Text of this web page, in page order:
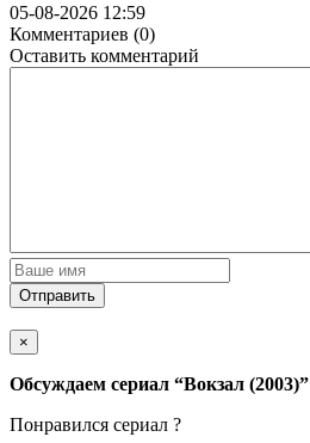
05-08-2026 12:59
Комментариев (0)
Оставить комментарий
Отправить
×
Обсуждаем cериал “Вокзал (2003)”
Понравился cериал ?